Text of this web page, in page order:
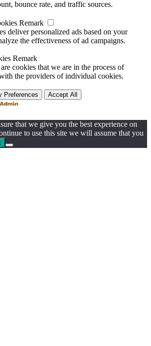
bounce rate, and traffic sources.
Remark
deliver personalized ads based on your
the effectiveness of ad campaigns.
Remark
cookies that we are in the process of
the providers of individual cookies.
Preferences Accept All
that we give you the best experience on
to use this site we will assume that you